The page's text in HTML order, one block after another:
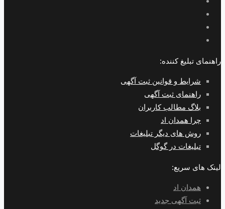
راهنمای تبلیغ کننده:
شرایط و قوانین ثبت آگهی
راهنمای ثبت آگهی
بلاگ مطالب کاربران
چرا همدان اد
روش های دیگر تبلیغات
تبلیغات در گوگل
لینک های سریع:
همدان اد
ثبت آگهی جدید